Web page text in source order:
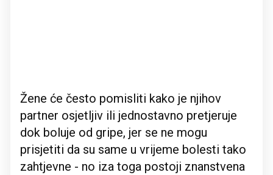
Žene će često pomisliti kako je njihov
partner osjetljiv ili jednostavno pretjeruje
dok boluje od gripe, jer se ne mogu
prisjetiti da su same u vrijeme bolesti tako
zahtjevne - no iza toga postoji znanstvena